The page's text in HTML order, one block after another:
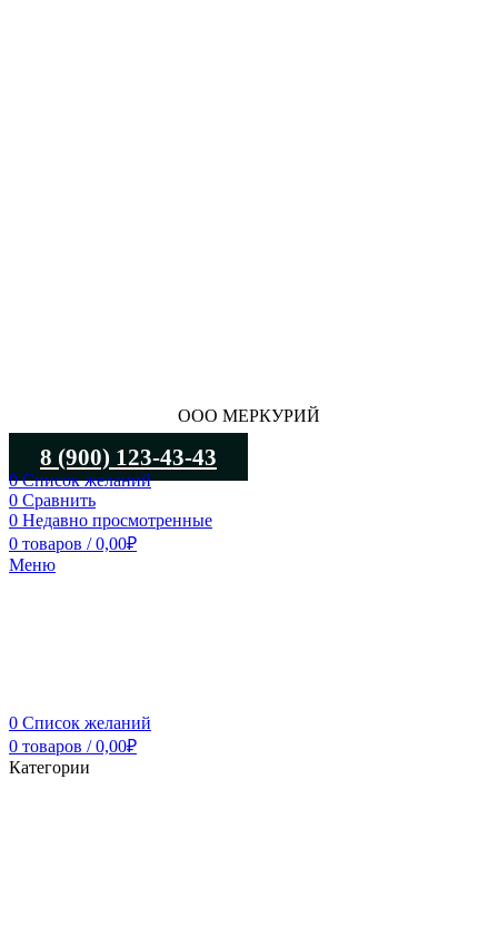
ООО МЕРКУРИЙ
8 (900) 123-43-43
0Список желаний
0 Сравнить
0 Недавно просмотренные
0 товаров / 0,00₽
Меню
0 Список желаний
0 товаров / 0,00₽
Категории